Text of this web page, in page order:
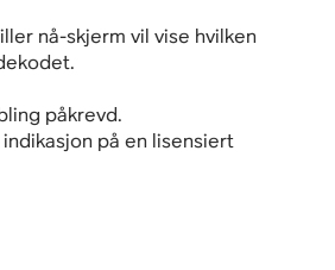
nå-skjerm vil vise hvilken
påkrevd.
på en lisensiert